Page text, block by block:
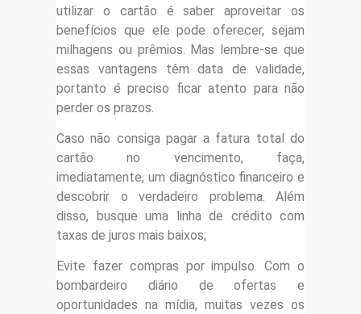
utilizar o cartão é saber aproveitar os
benefícios que ele pode oferecer, sejam
milhagens ou prêmios. Mas lembre-se que
essas vantagens têm data de validade,
portanto é preciso ficar atento para não
perder os prazos.
Caso não consiga pagar a fatura total do
cartão no vencimento, faça,
imediatamente, um diagnóstico financeiro e
descobrir o verdadeiro problema. Além
disso, busque uma linha de crédito com
taxas de juros mais baixos;
Evite fazer compras por impulso. Com o
bombardeiro diário de ofertas e
oportunidades na mídia, muitas vezes os